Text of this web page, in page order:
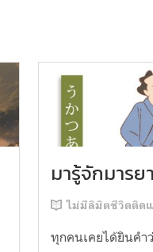
มารู้จักมารย
ไม่มีลิมิตชีวิตติด
ทุกคนเคยได้ยินคำ